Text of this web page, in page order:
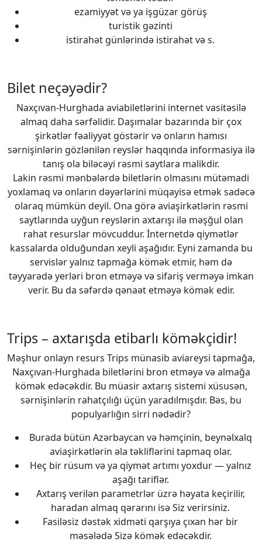
ezamiyyət və ya işgüzar görüş
turistik gəzinti
istirahət günlərində istirahət və s.
Bilet neçəyədir?
Naxçıvan-Hurghada aviabiletlərini internet vasitəsilə
almaq daha sərfəlidir. Daşımalar bazarında bir çox
şirkətlər fəaliyyət göstərir və onların hamısı
sərnişinlərin gözlənilən reyslər haqqında informasiya ilə
tanış ola biləcəyi rəsmi saytlara malikdir.
Lakin rəsmi mənbələrdə biletlərin olmasını mütəmadi
yoxlamaq və onların dəyərlərini müqayisə etmək sadəcə
olaraq mümkün deyil. Ona görə aviaşirkətlərin rəsmi
saytlarında uyğun reyslərin axtarışı ilə məşğul olan
rahat resurslar mövcuddur. İnternetdə qiymətlər
kassalarda olduğundan xeyli aşağıdır. Eyni zamanda bu
servislər yalnız tapmağa kömək etmir, həm də
təyyarədə yerləri bron etməyə və sifariş verməyə imkan
verir. Bu da səfərdə qənaət etməyə kömək edir.
Trips – axtarışda etibarlı köməkçidir!
Məşhur onlayn resurs Trips münasib aviareysi tapmağa,
Naxçıvan-Hurghada biletlərini bron etməyə və almağa
kömək edəcəkdir. Bu müasir axtarış sistemi xüsusən,
sərnişinlərin rahatçılığı üçün yaradılmışdır. Bəs, bu
populyarlığın sirri nədədir?
Burada bütün Azərbaycan və həmçinin, beynəlxalq
aviaşirkətlərin əla təkliflərini tapmaq olar.
Heç bir rüsum və ya qiymət artımı yoxdur — yalnız
aşağı tariflər.
Axtarış verilən parametrlər üzrə həyata keçirilir,
haradan almaq qərarını isə Siz verirsiniz.
Fasiləsiz dəstək xidməti qarşıya çıxan hər bir
məsələdə Sizə kömək edəcəkdir.